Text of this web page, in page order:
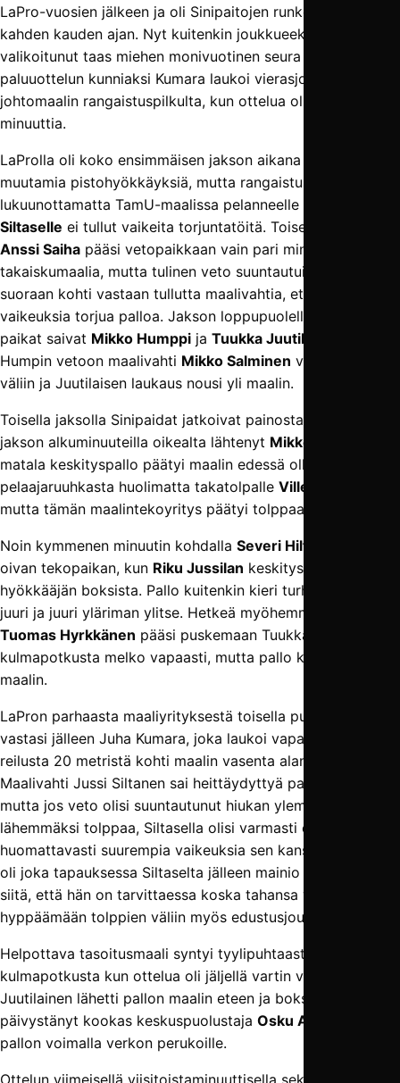
LaPro-vuosien jälkeen ja oli Sinipaitojen runkopelaajia
kahden kauden ajan. Nyt kuitenkin joukkueeksi on
valikoitunut taas miehen monivuotinen seura LaPro, ja
paluuottelun kunniaksi Kumara laukoi vierasjoukkueen
johtomaalin rangaistuspilkulta, kun ottelua oli pelattu 25
minuuttia.
LaProlla oli koko ensimmäisen jakson aikana vain
muutamia pistohyökkäyksiä, mutta rangaistuspotkua
lukuunottamatta TamU-maalissa pelanneelle
Siltaselle ei tullut vaikeita torjuntatöitä. Toisessa päässä
Anssi Saiha pääsi vetopaikkaan vain pari minuuttia ennen
takaiskumaalia, mutta tulinen veto suuntautui sen verran
suoraan kohti vastaan tullutta maalivahtia, ettei tällä ollut
vaikeuksia torjua palloa. Jakson loppupuolella parhaat
paikat saivat Mikko Humppi ja Tuukka Juutilainen
Humpin vetoon maalivahti Mikko Salminen venytti kätensä
väliin ja Juutilaisen laukaus nousi yli maalin.
Toisella jaksolla Sinipaidat jatkoivat painostamistaan. Heti
jakson alkuminuuteilla oikealta lähtenyt Mikko Ojasen
matala keskityspallo päätyi maalin edessä olleesta
pelaajaruuhkasta huolimatta takatolpalle Ville Toivalle
mutta tämän maalintekoyritys päätyi tolppaan.
Noin kymmenen minuutin kohdalla Severi Hiltunen
oivan tekopaikan, kun Riku Jussilan keskitys löysi nuoren
hyökkääjän boksista. Pallo kuitenkin kieri turhauttavasti
juuri ja juuri yläriman ylitse. Hetkeä myöhemmin toppari
Tuomas Hyrkkänen pääsi puskemaan Tuukka Juutilaisen
kulmapotkusta melko vapaasti, mutta pallo karkasi yli
maalin.
LaPron parhaasta maaliyrityksestä toisella puoliajalla
vastasi jälleen Juha Kumara, joka laukoi vapaapotkun
reilusta 20 metristä kohti maalin vasenta alanurkkaa.
Maalivahti Jussi Siltanen sai heittäydyttyä pallon tielle,
mutta jos veto olisi suuntautunut hiukan ylemmäksi tai
lähemmäksi tolppaa, Siltasella olisi varmasti ollut
huomattavasti suurempia vaikeuksia sen kanssa. Torjunta
oli joka tapauksessa Siltaselta jälleen mainio muistutus
siitä, että hän on tarvittaessa koska tahansa valmis
hyppäämään tolppien väliin myös edustusjoukkueessa.
Helpottava tasoitusmaali syntyi tyylipuhtaasta
kulmapotkusta kun ottelua oli jäljellä vartin verran. Tuukka
Juutilainen lähetti pallon maalin eteen ja boksi etualalla
päivystänyt kookas keskuspuolustaja Osku Airesto
pallon voimalla verkon perukoille.